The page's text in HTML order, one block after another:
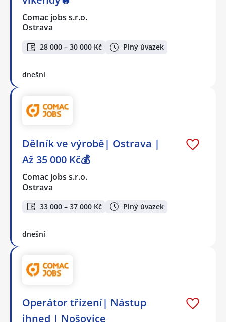
Comac jobs s.r.o.
Ostrava
28 000 – 30 000 Kč Plný úvazek
dnešní
Dělník ve výrobě| Ostrava |
Až 35 000 Kč💰
Comac jobs s.r.o.
Ostrava
33 000 – 37 000 Kč Plný úvazek
dnešní
Operátor třízení| Nástup
ihned | Nošovice